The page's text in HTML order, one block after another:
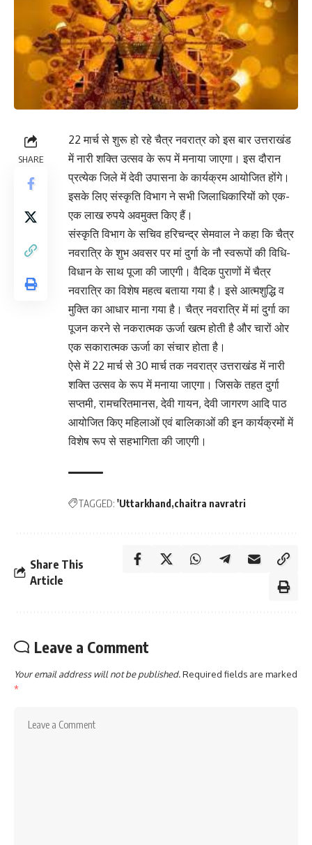
SHARE
22 मार्च से शुरू हो रहे चैत्र नवरात्र को इस बार उत्तराखंड
में नारी शक्ति उत्सव के रूप में मनाया जाएगा। इस दौरान
प्रत्येक जिले में देवी उपासना के कार्यक्रम आयोजित होंगे।
इसके लिए संस्कृति विभाग ने सभी जिलाधिकारियों को एक-
एक लाख रुपये अवमुक्त किए हैं।
संस्कृति विभाग के सचिव हरिचन्द्र सेमवाल ने कहा कि चैत्र
नवरात्रि के शुभ अवसर पर मां दुर्गा के नौ स्वरूपों की विधि-
विधान के साथ पूजा की जाएगी। वैदिक पुराणों में चैत्र
नवरात्रि का विशेष महत्व बताया गया है। इसे आत्मशुद्धि व
मुक्ति का आधार माना गया है। चैत्र नवरात्रि में मां दुर्गा का
पूजन करने से नकरात्मक ऊर्जा खत्म होती है और चारों ओर
एक सकारात्मक ऊर्जा का संचार होता है।
ऐसे में 22 मार्च से 30 मार्च तक नवरात्र उत्तराखंड में नारी
शक्ति उत्सव के रूप में मनाया जाएगा। जिसके तहत दुर्गा
सप्तमी, रामचरितमानस, देवी गायन, देवी जागरण आदि पाठ
आयोजित किए महिलाओं एवं बालिकाओं की इन कार्यक्रमों में
विशेष रूप से सहभागिता की जाएगी।
TAGGED: 'Uttarkhand chaitra navratri
Share This
Article
Leave a Comment
Your email address will not be published.Required fields are marked
*